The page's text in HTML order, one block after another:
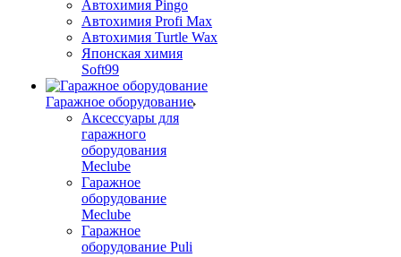
Автохимия Pingo
Автохимия Profi Max
Автохимия Turtle Wax
Японская химия
Soft99
Гаражное оборудование
Аксессуары для
гаражного
оборудования
Meclube
Гаражное
оборудование
Meclube
Гаражное
оборудование Puli